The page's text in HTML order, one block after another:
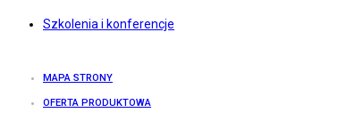
Szkolenia i konferencje
MAPA STRONY
OFERTA PRODUKTOWA